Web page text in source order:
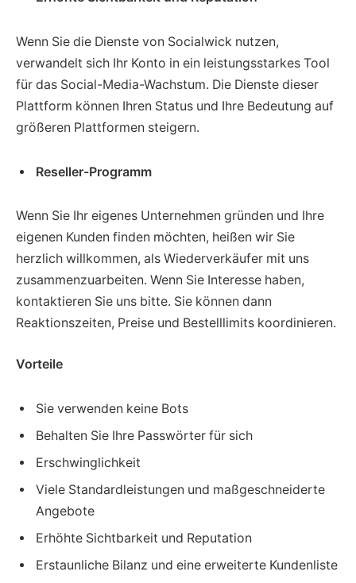
Wenn Sie die Dienste von Socialwick nutzen,
verwandelt sich Ihr Konto in ein leistungsstarkes Tool
für das Social-Media-Wachstum. Die Dienste dieser
Plattform können Ihren Status und Ihre Bedeutung auf
größeren Plattformen steigern.
Reseller-Programm
Wenn Sie Ihr eigenes Unternehmen gründen und Ihre
eigenen Kunden finden möchten, heißen wir Sie
herzlich willkommen, als Wiederverkäufer mit uns
zusammenzuarbeiten. Wenn Sie Interesse haben,
kontaktieren Sie uns bitte. Sie können dann
Reaktionszeiten, Preise und Bestelllimits koordinieren.
Vorteile
Sie verwenden keine Bots
Behalten Sie Ihre Passwörter für sich
Erschwinglichkeit
Viele Standardleistungen und maßgeschneiderte
Angebote
Erhöhte Sichtbarkeit und Reputation
Erstaunliche Bilanz und eine erweiterte Kundenliste